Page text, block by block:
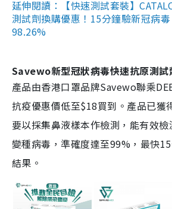
延伸閱讀：【快速測試套裝】
測試劑換購優惠！15分鐘驗新冠病
98.26%
Savewo新型冠狀病毒快速抗原測試
產品由香港口罩品牌Savewo聯乘
抗疫優惠價低至$18買到。產品已獲
要以採集鼻液樣本作檢測，能有效
變種病毒，準確度達至99%，最快
結果。